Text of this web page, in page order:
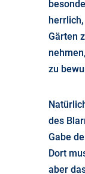
Gärten
zu
des
Gabe
Dort
aber